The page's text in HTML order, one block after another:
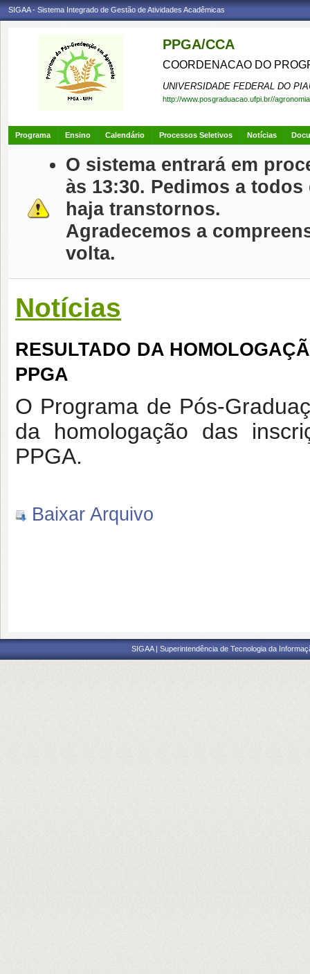
SIGAA - Sistema Integrado de Gestão de Atividades Acadêmicas
PPGA/CCA
COORDENACAO DO
UNIVERSIDADE FEDERAL DO
http://www.posgraduacao.ufpi.br//agronomia
Programa Ensino Calendário Processos Seletivos Notícias
O sistema entrará em
às 13:30. Pedimos a
haja transtornos.
Agradecemos a
volta.
Notícias
RESULTADO DA
PPGA
O Programa de Pós-
da homologação das
PPGA.
Baixar Arquivo
SIGAA | Superintendência de Tecnologia da